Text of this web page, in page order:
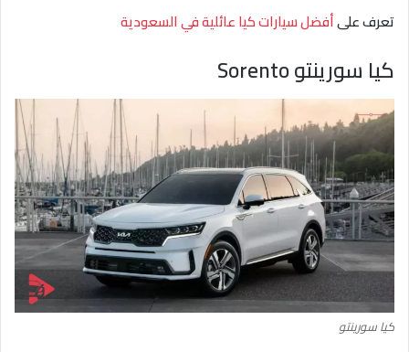
تعرف علىأفضل سيارات كيا عائلية في السعودية
كيا سورينتو Sorento
كيا سورينتو